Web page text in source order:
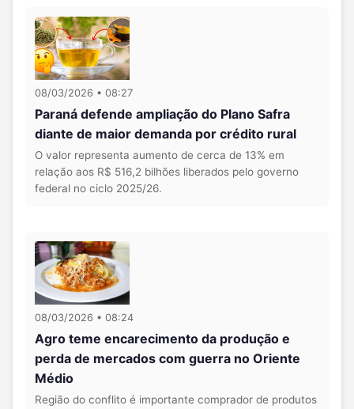
08/03/2026 • 08:27
Paraná defende ampliação do Plano Safra
diante de maior demanda por crédito rural
O valor representa aumento de cerca de 13% em
relação aos R$ 516,2 bilhões liberados pelo governo
federal no ciclo 2025/26.
08/03/2026 • 08:24
Agro teme encarecimento da produção e
perda de mercados com guerra no Oriente
Médio
Região do conflito é importante comprador de produtos